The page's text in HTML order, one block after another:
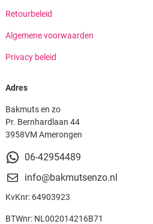
Retourbeleid
Algemene voorwaarden
Privacy beleid
Adres
Bakmuts en zo
Pr. Bernhardlaan 44
3958VM Amerongen
06-42954489
info@bakmutsenzo.nl
KvKnr: 64903923
BTWnr: NL002014216B71